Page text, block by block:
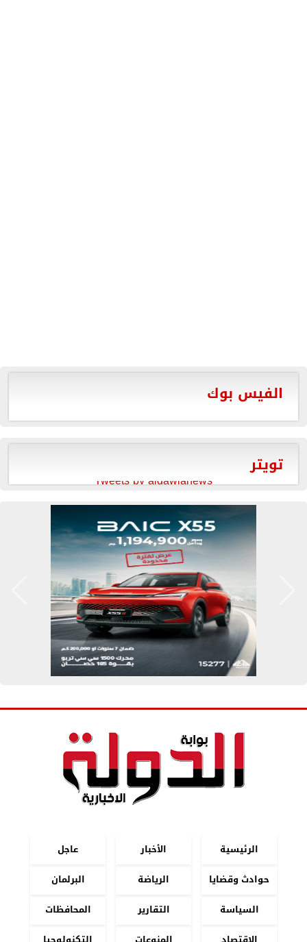
الفيس بوك
تويتر
Tweets by aldawlanews
الرئيسية الأخبار
عاجل
حوادث وقضايا
الرياضة
البرلمان
السياسة
التقارير
المحافظات